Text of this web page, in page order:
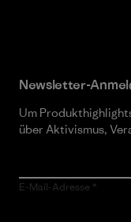
Newsletter-
Um
über Aktivismus,
E-Mail-Adresse